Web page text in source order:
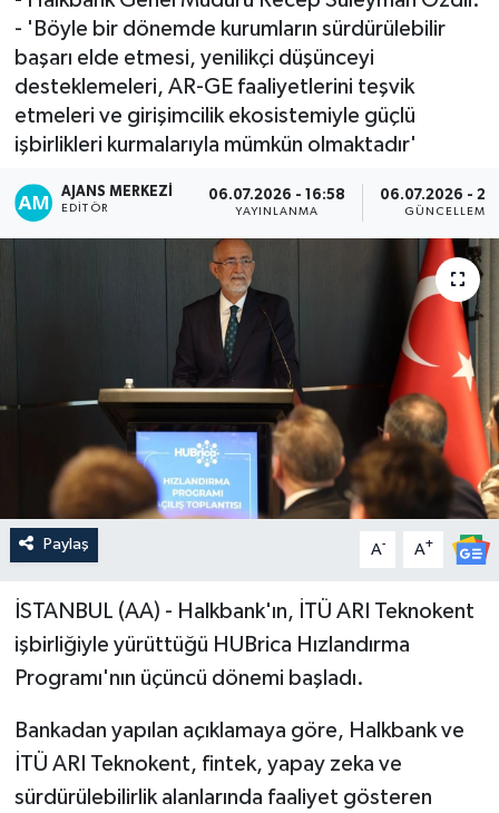
- 'Böyle bir dönemde kurumların sürdürülebilir
başarı elde etmesi, yenilikçi düşünceyi
desteklemeleri, AR-GE faaliyetlerini teşvik
etmeleri ve girişimcilik ekosistemiyle güçlü
işbirlikleri kurmalarıyla mümkün olmaktadır'
AJANS MERKEZI
EDITÖR
06.07.2026 - 16:58
YAYINLANMA
06.07.2026 -
GÜNCELLEME
Paylaş A- A+
İSTANBUL (AA) - Halkbank'ın, İTÜ ARI Teknokent
işbirliğiyle yürüttüğü HUBrica Hızlandırma
Programı'nın üçüncü dönemi başladı.
Bankadan yapılan açıklamaya göre, Halkbank ve
İTÜ ARI Teknokent, fintek, yapay zeka ve
sürdürülebilirlik alanlarında faaliyet gösteren